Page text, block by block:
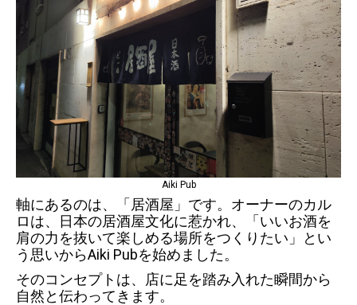
Aiki Pub
軸にあるのは、「居酒屋」です。オーナーのカル
ロは、日本の居酒屋文化に惹かれ、「いいお酒を
肩の力を抜いて楽しめる場所をつくりたい」とい
う思いからAiki Pubを始めました。
そのコンセプトは、店に足を踏み入れた瞬間から
自然と伝わってきます。